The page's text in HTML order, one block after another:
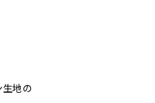
生地の